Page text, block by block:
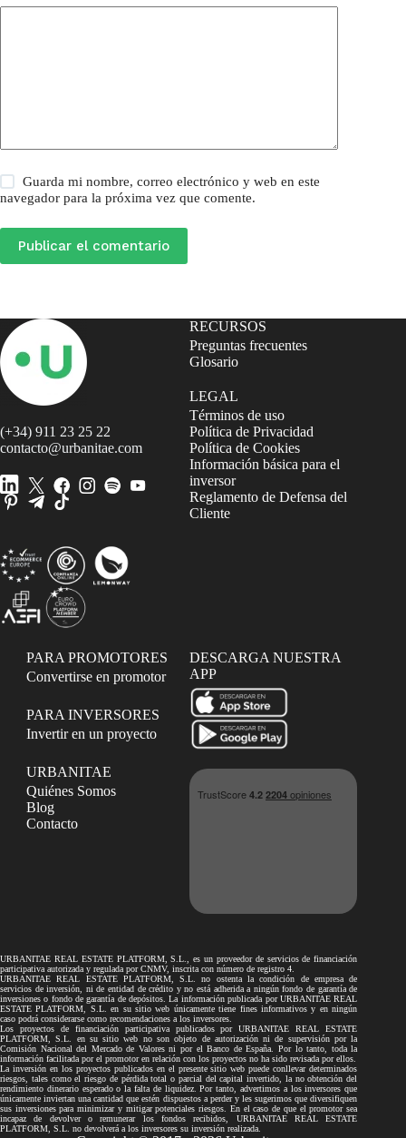
Guarda mi nombre, correo electrónico y web en este
navegador para la próxima vez que comente.
Publicar el comentario
(+34) 911 23 25 22
contacto@urbanitae.com
RECURSOS
Preguntas frecuentes
Glosario
LEGAL
Términos de uso
Política de Privacidad
Política de Cookies
Información básica para el
inversor
Reglamento de Defensa del
Cliente
PARA PROMOTORES
Convertirse en promotor
PARA INVERSORES
Invertir en un proyecto
URBANITAE
Quiénes Somos
Blog
Contacto
DESCARGA NUESTRA
APP
URBANITAE REAL ESTATE PLATFORM, S.L., es un proveedor de servicios de financiación
participativa autorizada y regulada por CNMV, inscrita con número de registro 4.
URBANITAE REAL ESTATE PLATFORM, S.L. no ostenta la condición de empresa de
servicios de inversión, ni de entidad de crédito y no está adherida a ningún fondo de garantía de
inversiones o fondo de garantía de depósitos. La información publicada por URBANITAE REAL
ESTATE PLATFORM, S.L. en su sitio web únicamente tiene fines informativos y en ningún
caso podrá considerarse como recomendaciones a los inversores.
Los proyectos de financiación participativa publicados por URBANITAE REAL ESTATE
PLATFORM, S.L. en su sitio web no son objeto de autorización ni de supervisión por la
Comisión Nacional del Mercado de Valores ni por el Banco de España. Por lo tanto, toda la
información facilitada por el promotor en relación con los proyectos no ha sido revisada por ellos.
La inversión en los proyectos publicados en el presente sitio web puede conllevar determinados
riesgos, tales como el riesgo de pérdida total o parcial del capital invertido, la no obtención del
rendimiento dinerario esperado o la falta de liquidez. Por tanto, advertimos a los inversores que
únicamente inviertan una cantidad que estén dispuestos a perder y les sugerimos que diversifiquen
sus inversiones para minimizar y mitigar potenciales riesgos. En el caso de que el promotor sea
incapaz de devolver o remunerar los fondos recibidos, URBANITAE REAL ESTATE
PLATFORM, S.L. no devolverá a los inversores su inversión realizada.